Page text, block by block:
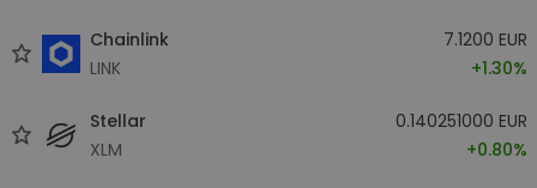
Chainlink
LINK
7.1200 EUR
+1.30%
Stellar
XLM
0.140251000 EUR
+0.80%